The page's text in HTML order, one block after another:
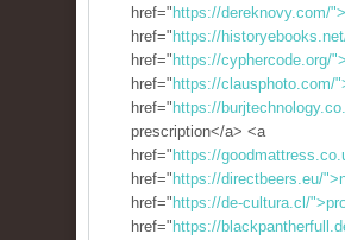
href=" https://dereknovy.com/
href=" https://
href=" https://cyphercode.org/
href=" https://clausphoto.com/
href=" https://
prescription</a> <a
href=" https://
href=" https://directbeers.eu/
href=" https://de-cultura.cl/
href=" https://